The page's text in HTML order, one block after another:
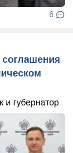
6
и губернатор